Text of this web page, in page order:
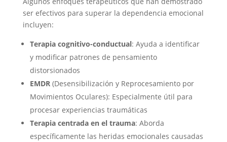
ser efectivos para superar la dependencia emocional
incluyen:
Terapia cognitivo-conductual: Ayuda a identificar
y modificar patrones de pensamiento
distorsionados
EMDR(Desensibilización y Reprocesamiento por
Movimientos Oculares): Especialmente útil para
procesar experiencias traumáticas
Terapia centrada en el trauma: Aborda
específicamente las heridas emocionales causadas